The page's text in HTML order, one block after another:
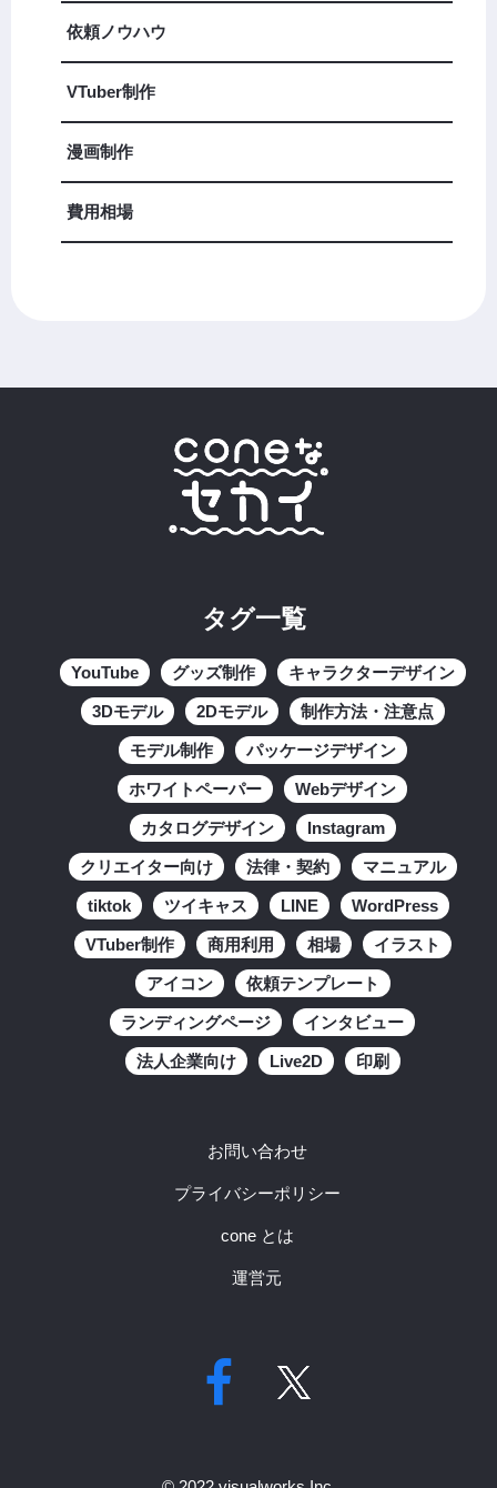
依頼ノウハウ
VTuber制作
漫画制作
費用相場
タグ一覧
YouTube グッズ制作 キャラクターデザイン
3Dモデル 2Dモデル 制作方法・注意点
モデル制作 パッケージデザイン
ホワイトペーパー Webデザイン
カタログデザイン Instagram
クリエイター向け 法律・契約 マニュアル
tiktok ツイキャス LINE WordPress
VTuber制作 商用利用 相場 イラスト
アイコン 依頼テンプレート
ランディングページ インタビュー
法人企業向け Live2D 印刷
お問い合わせ
プライバシーポリシー
cone とは
運営元